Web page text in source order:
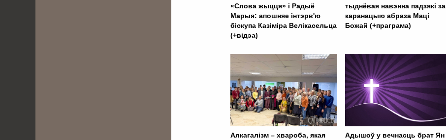
«Слова жыцця» і Радыё
Марыя: апошняе інтэрв'ю
біскупа Казіміра Велікасельца
(+відэа)
тыднёвая навэнна падзякі за
каранацыю абраза Маці
Божай (+праграма)
Алкагалізм – хвароба, якая
Адышоў у вечнасць брат Ян